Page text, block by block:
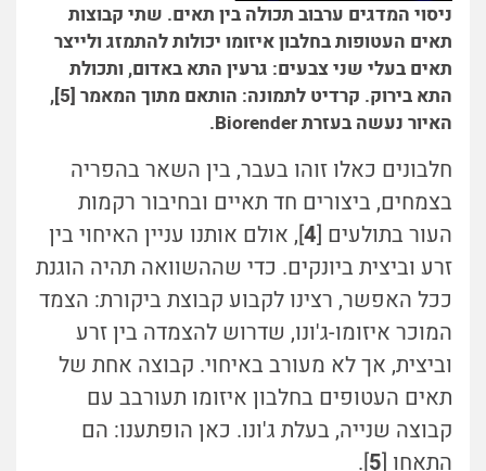
ניסוי המדגים ערבוב תכולה בין תאים. שתי קבוצות
תאים העטופות בחלבון איזומו יכולות להתמזג ולייצר
תאים בעלי שני צבעים: גרעין התא באדום, ותכולת
התא בירוק. קרדיט לתמונה: הותאם מתוך המאמר [5],
האיור נעשה בעזרת Biorender.
חלבונים כאלו זוהו בעבר, בין השאר בהפריה
בצמחים, ביצורים חד תאיים ובחיבור רקמות
העור בתולעים [4], אולם אותנו עניין האיחוי בין
זרע וביצית ביונקים. כדי שההשוואה תהיה הוגנת
ככל האפשר, רצינו לקבוע קבוצת ביקורת: הצמד
המוכר איזומו-ג'ונו, שדרוש להצמדה בין זרע
וביצית, אך לא מעורב באיחוי. קבוצה אחת של
תאים העטופים בחלבון איזומו תעורבב עם
קבוצה שנייה, בעלת ג'ונו. כאן הופתענו: הם
התאחו [5
].